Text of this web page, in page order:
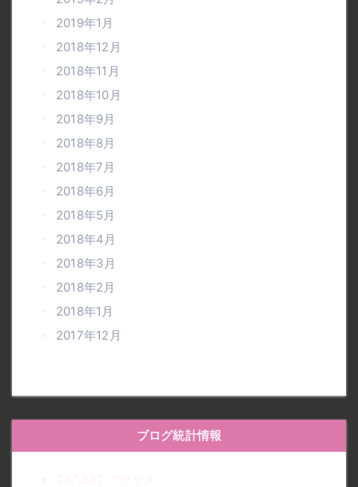
2019年1月
2018年12月
2018年11月
2018年10月
2018年9月
2018年8月
2018年7月
2018年6月
2018年5月
2018年4月
2018年3月
2018年2月
2018年1月
2017年12月
ブログ統計情報